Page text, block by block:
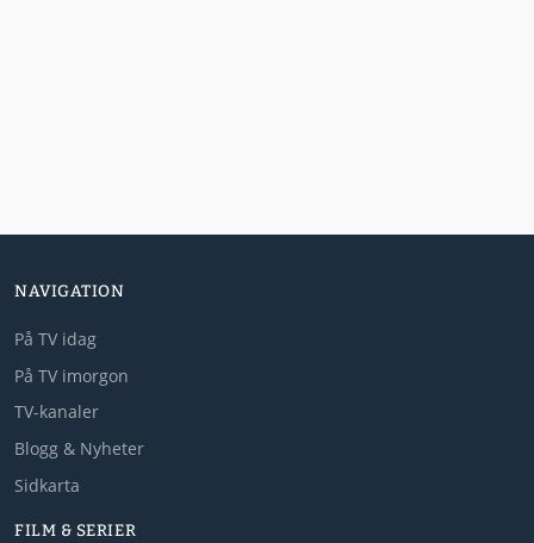
NAVIGATION
På TV idag
På TV imorgon
TV-kanaler
Blogg & Nyheter
Sidkarta
FILM & SERIER